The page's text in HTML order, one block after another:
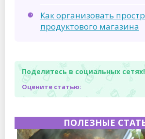
Как организовать
продуктового магазина
Поделитесь в социальных сетях!
Оцените статью:
ПОЛЕЗНЫЕ